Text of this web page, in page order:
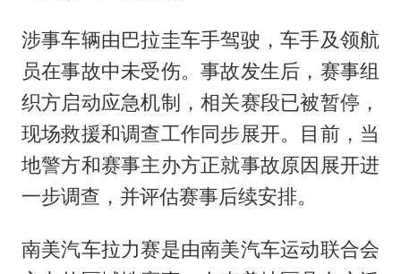
涉事车辆由巴拉圭车手驾驶，车手及领航
员在事故中未受伤。事故发生后，赛事组
织方启动应急机制，相关赛段已被暂停，
现场救援和调查工作同步展开。目前，当
地警方和赛事主办方正就事故原因展开进
一步调查，并评估赛事后续安排。
南美汽车拉力赛是由南美汽车运动联合会